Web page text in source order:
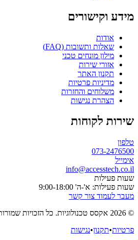
מידע וקישורים
אודות
שאלות ותשובות (FAQ)
מילון מונחים טכני
אזורי שירות
תקנון האתר
מדיניות פרטיות
משלוחים והחזרות
הצהרת נגישות
שירות לקוחות
טלפון
073-2476500
אימייל
info@accesstech.co.il
שעות פעילות
שעות פעילות: א'-ה' 9:00-18:00
מעבר לעמוד צור קשר
© 2026 אקסס טכנולוגיות. כל הזכויות שמורות.
פרטיות•תקנון•נגישות